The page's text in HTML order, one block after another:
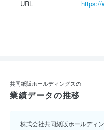
URL https://
共同紙販ホールディングスの
業績データの推移
株式会社共同紙販ホールディ